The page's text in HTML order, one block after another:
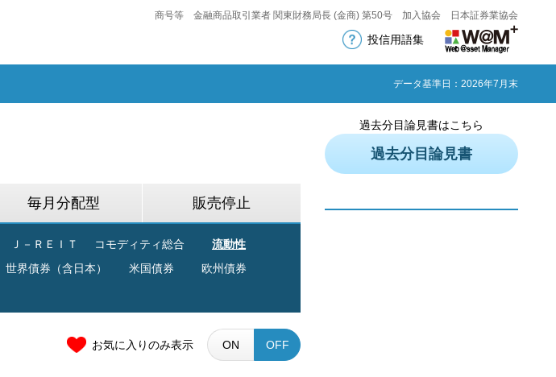
商号等 金融商品取引業者 関東財務局長 (金商) 第50号 加入協会 日本証券業協会
投信用語集
データ基準日：2026年7月末
毎月分配型 販売停止
Ｊ－ＲＥＩＴ コモディティ総合
流動性
世界債券（含日本） 米国債券
欧州債券
お気に入りのみ表示 ON OFF
過去分目論見書はこちら
過去分目論見書